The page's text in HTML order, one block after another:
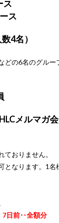
ス
ス
4名）
どの6名のグルー
メルマガ会
ておりません。
となります。1
7日前‥全額分